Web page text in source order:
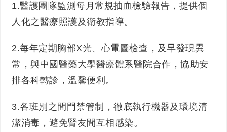
1.醫護團隊監測每月常規抽血檢驗報告，提供個
人化之醫療照護及衛教指導。
2.每年定期胸部X光、心電圖檢查，及早發現異
常，與中國醫藥大學醫療體系醫院合作，協助安
排各科轉診，溫馨便利。
3.各班別之間門禁管制，徹底執行機器及環境清
潔消毒，避免腎友間互相感染。